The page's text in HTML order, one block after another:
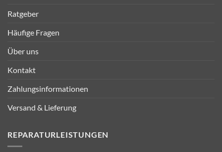
Ratgeber
Häufige Fragen
Über uns
Kontakt
Zahlungsinformationen
Versand & Lieferung
REPARATURLEISTUNGEN